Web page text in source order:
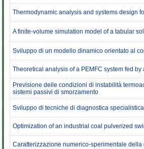
Thermodynamic analysis and systems design
A finite-volume simulation model of a tabular
Sviluppo di un modello dinamico orientato al
Theoretical analysis of a PEMFC system fed
Previsione delle condizioni di instabilità
sistemi passivi di smorzamento
Sviluppo di tecniche di diagnostica
Optimization of an industrial coal pulverized
Caratterizzazione numerico-sperimentale